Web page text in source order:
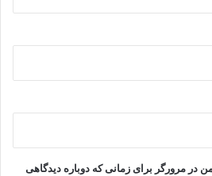
در مرورگر برای زمانی که دوباره دیدگاهی